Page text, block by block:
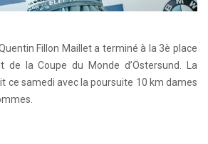
Fillon Maillet a terminé à la 3è place
de la Coupe du Monde d’Östersund. La
ce samedi avec la poursuite 10 km dames